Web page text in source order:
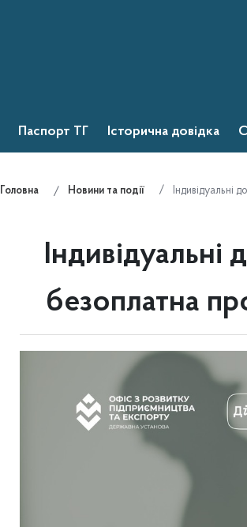
Паспорт ТГ Історична довідка
Головна Новини та події Індивідуальні
Індивідуальні
безоплатна